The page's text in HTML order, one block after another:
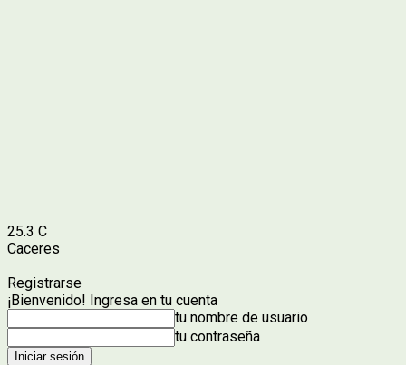
25.3 C
Caceres
Registrarse
¡Bienvenido! Ingresa en tu cuenta
tu nombre de usuario
tu contraseña